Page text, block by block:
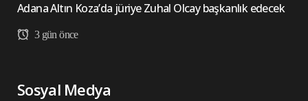
Adana Altın Koza’da jüriye Zuhal Olcay başkanlık edecek
3 gün önce
Sosyal Medya